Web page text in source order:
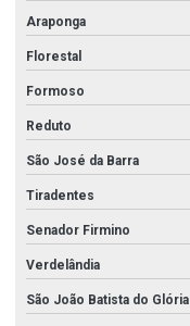
Araponga
Florestal
Formoso
Reduto
São José da Barra
Tiradentes
Senador Firmino
Verdelândia
São João Batista do Glória